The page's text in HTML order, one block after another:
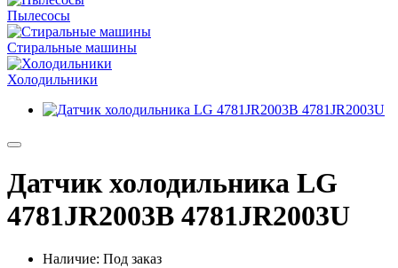
Пылесосы
Стиральные машины
Холодильники
Датчик холодильника LG
4781JR2003B 4781JR2003U
Наличие: Под заказ